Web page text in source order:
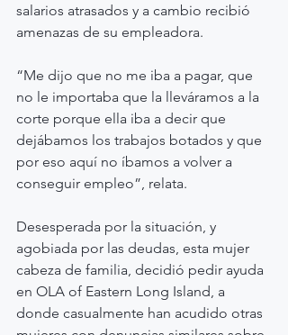
salarios atrasados y a cambio recibió
amenazas de su empleadora.
“Me dijo que no me iba a pagar, que
no le importaba que la lleváramos a la
corte porque ella iba a decir que
dejábamos los trabajos botados y que
por eso aquí no íbamos a volver a
conseguir empleo”, relata.
Desesperada por la situación, y
agobiada por las deudas, esta mujer
cabeza de familia, decidió pedir ayuda
en OLA of Eastern Long Island, a
donde casualmente han acudido otras